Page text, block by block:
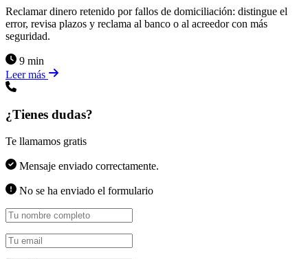
Reclamar dinero retenido por fallos de domiciliación: distingue el
error, revisa plazos y reclama al banco o al acreedor con más
seguridad.
9 min
Leer más
¿Tienes dudas?
Te llamamos gratis
Mensaje enviado correctamente.
No se ha enviado el formulario